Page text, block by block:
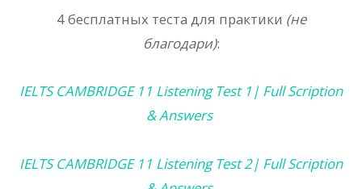
4 бесплатных теста для практики (не
благодари):
IELTS CAMBRIDGE 11 Listening Test 1| Full Scription
& Answers
IELTS CAMBRIDGE 11 Listening Test 2| Full Scription